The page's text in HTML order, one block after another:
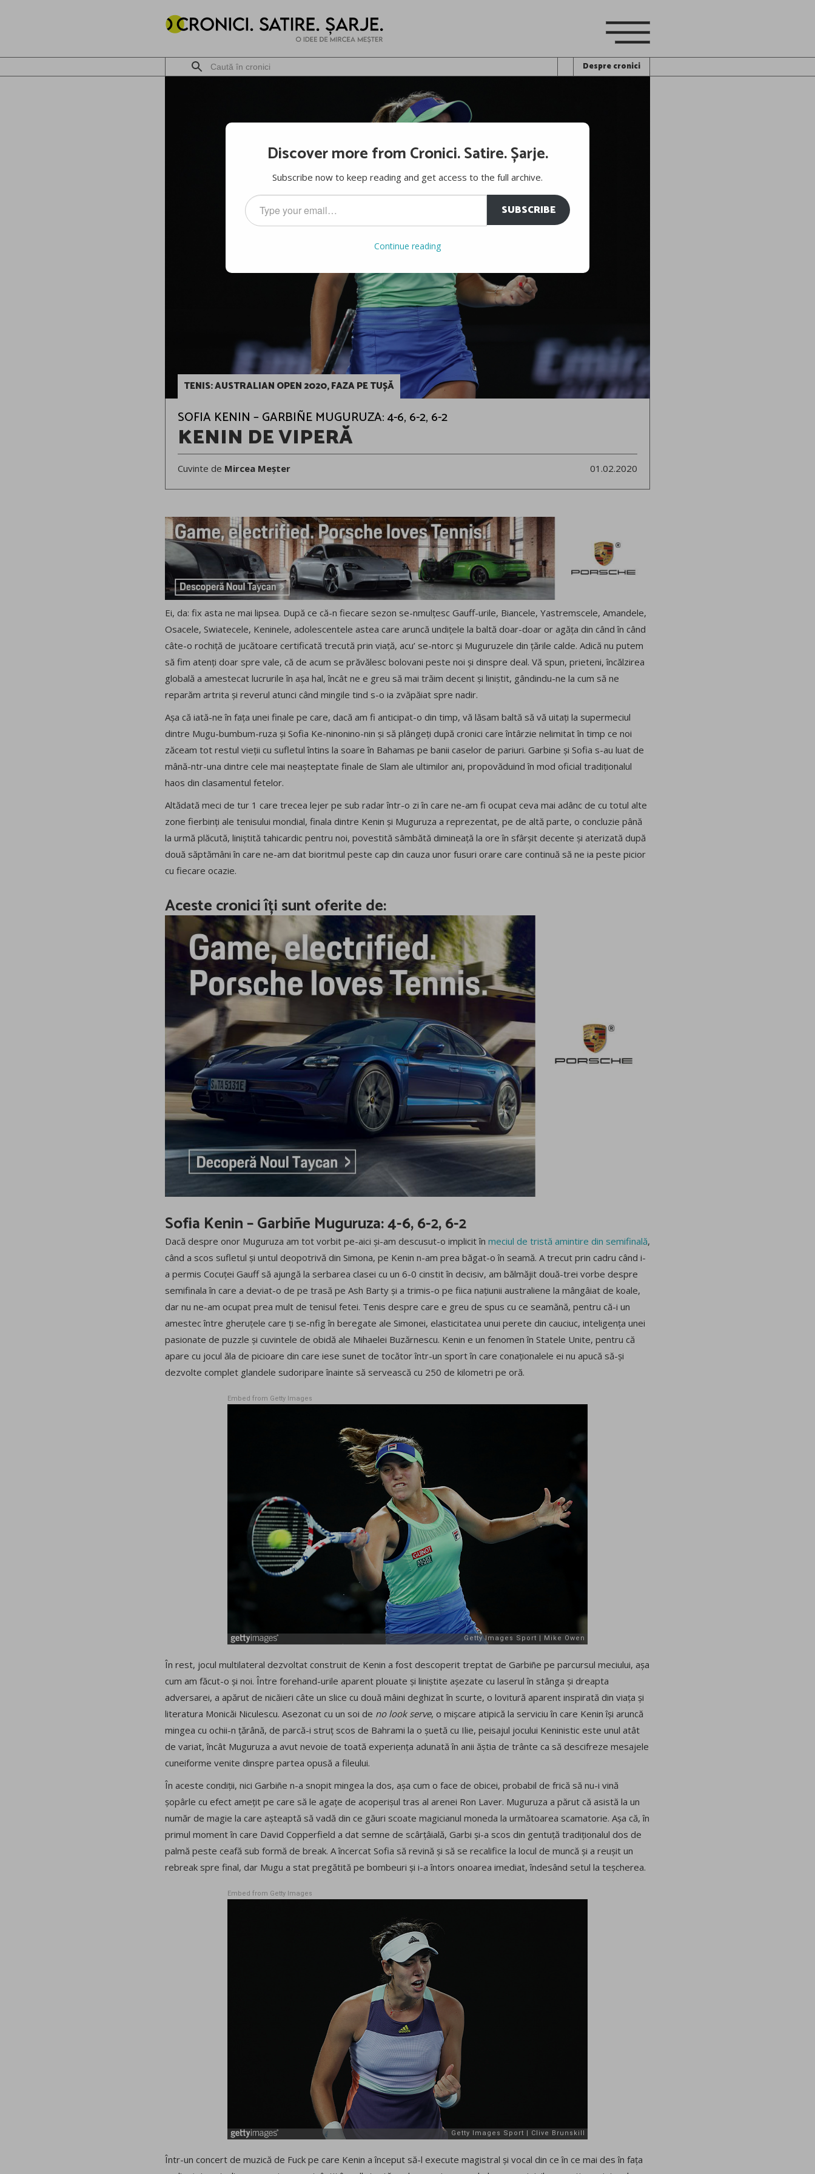
Despre cronici
TENIS: AUSTRALIAN OPEN 2020, FAZA PE TUȘĂ
SOFIA KENIN – GARBIÑE MUGURUZA: 4-6, 6-2, 6-2
KENIN DE VIPERĂ
Cuvinte de Mircea Meșter 01.02.2020
Ei, da: fix asta ne mai lipsea. După ce că-n fiecare sezon se-nmulțesc Gauff-urile, Biancele, Yastremscele, Amandele,
Osacele, Swiatecele, Keninele, adolescentele astea care aruncă undițele la baltă doar-doar or agăța din când în când
câte-o rochiță de jucătoare certificată trecută prin viață, acu’ se-ntorc și Muguruzele din țările calde. Adică nu putem
să fim atenți doar spre vale, că de acum se prăvălesc bolovani peste noi și dinspre deal. Vă spun, prieteni, încălzirea
globală a amestecat lucrurile în așa hal, încât ne e greu să mai trăim decent și liniștit, gândindu-ne la cum să ne
reparăm artrita și reverul atunci când mingile tind s-o ia zvăpăiat spre nadir.
Așa că iată-ne în fața unei finale pe care, dacă am fi anticipat-o din timp, vă lăsam baltă să vă uitați la supermeciul
dintre Mugu-bumbum-ruza și Sofia Ke-ninonino-nin și să plângeți după cronici care întârzie nelimitat în timp ce noi
zăceam tot restul vieții cu sufletul întins la soare în Bahamas pe banii caselor de pariuri. Garbine și Sofia s-au luat de
mână-ntr-una dintre cele mai neașteptate finale de Slam ale ultimilor ani, propovăduind în mod oficial tradiționalul
haos din clasamentul fetelor.
Altădată meci de tur 1 care trecea lejer pe sub radar într-o zi în care ne-am fi ocupat ceva mai adânc de cu totul alte
zone fierbinți ale tenisului mondial, finala dintre Kenin și Muguruza a reprezentat, pe de altă parte, o concluzie până
la urmă plăcută, liniștită tahicardic pentru noi, povestită sâmbătă dimineață la ore în sfârșit decente și aterizată după
două săptămâni în care ne-am dat bioritmul peste cap din cauza unor fusuri orare care continuă să ne ia peste picior
cu fiecare ocazie.
Aceste cronici îți sunt oferite de:
Sofia Kenin – Garbiñe Muguruza: 4-6, 6-2, 6-2
Dacă despre onor Muguruza am tot vorbit pe-aici și-am descusut-o implicit în meciul de tristă amintire din semifinală,
când a scos sufletul și untul deopotrivă din Simona, pe Kenin n-am prea băgat-o în seamă. A trecut prin cadru când i-
a permis Cocuței Gauff să ajungă la serbarea clasei cu un 6-0 cinstit în decisiv, am bălmăjit două-trei vorbe despre
semifinala în care a deviat-o de pe trasă pe Ash Barty și a trimis-o pe fiica națiunii australiene la mângâiat de koale,
dar nu ne-am ocupat prea mult de tenisul fetei. Tenis despre care e greu de spus cu ce seamănă, pentru că-i un
amestec între gheruțele care ți se-nfig în beregate ale Simonei, elasticitatea unui perete din cauciuc, inteligența unei
pasionate de puzzle și cuvintele de obidă ale Mihaelei Buzărnescu. Kenin e un fenomen în Statele Unite, pentru că
apare cu jocul ăla de picioare din care iese sunet de tocător într-un sport în care conaționalele ei nu apucă să-și
dezvolte complet glandele sudoripare înainte să servească cu 250 de kilometri pe oră.
Embed from Getty Images
În rest, jocul multilateral dezvoltat construit de Kenin a fost descoperit treptat de Garbiñe pe parcursul meciului, așa
cum am făcut-o și noi. Între forehand-urile aparent plouate și liniștite așezate cu laserul în stânga și dreapta
adversarei, a apărut de nicăieri câte un slice cu două mâini deghizat în scurte, o lovitură aparent inspirată din viața și
literatura Monicăi Niculescu. Asezonat cu un soi de no look serve, o mișcare atipică la serviciu în care Kenin își aruncă
mingea cu ochii-n țărână, de parcă-i struț scos de Bahrami la o șuetă cu Ilie, peisajul jocului Keninistic este unul atât
de variat, încât Muguruza a avut nevoie de toată experiența adunată în anii ăștia de trânte ca să descifreze mesajele
cuneiforme venite dinspre partea opusă a fileului.
În aceste condiții, nici Garbiñe n-a snopit mingea la dos, așa cum o face de obicei, probabil de frică să nu-i vină
șopârle cu efect amețit pe care să le agațe de acoperișul tras al arenei Ron Laver. Muguruza a părut că asistă la un
număr de magie la care așteaptă să vadă din ce găuri scoate magicianul moneda la următoarea scamatorie. Așa că, în
primul moment în care David Copperfield a dat semne de scârțâială, Garbi și-a scos din gentuță tradiționalul dos de
palmă peste ceafă sub formă de break. A încercat Sofia să revină și să se recalifice la locul de muncă și a reușit un
rebreak spre final, dar Mugu a stat pregătită pe bombeuri și i-a întors onoarea imediat, îndesând setul la teșcherea.
Embed from Getty Images
Într-un concert de muzică de Fuck pe care Kenin a început să-l execute magistral și vocal din ce în ce mai des în fața
Discover more from Cronici. Satire. Șarje.
Subscribe now to keep reading and get access to the full archive.
Type
your
email…
SUBSCRIBE
Continue reading